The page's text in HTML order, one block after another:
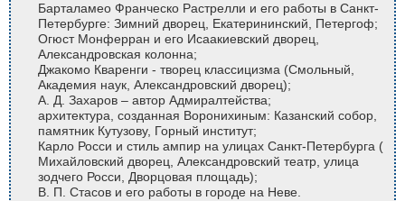
Барталамео Франческо Растрелли и его работы в Санкт-
Петербурге: Зимний дворец, Екатерининский, Петергоф;
Огюст Монферран и его Исаакиевский дворец,
Александровская колонна;
Джакомо Кваренги - творец классицизма (Смольный,
Академия наук, Александровский дворец);
А. Д. Захаров – автор Адмиралтейства;
архитектура, созданная Воронихиным: Казанский собор,
памятник Кутузову, Горный институт;
Карло Росси и стиль ампир на улицах Санкт-Петербурга (
Михайловский дворец, Александровский театр, улица
зодчего Росси, Дворцовая площадь);
В. П. Стасов и его работы в городе на Неве.